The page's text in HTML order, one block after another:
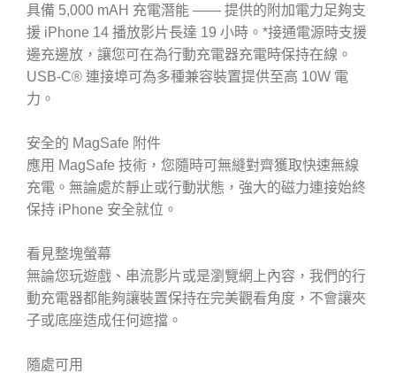
具備 5,000 mAH 充電潛能 —— 提供的附加電力足夠支
援 iPhone 14 播放影片長達 19 小時。*接通電源時支援
邊充邊放，讓您可在為行動充電器充電時保持在線。
USB-C® 連接埠可為多種兼容裝置提供至高 10W 電
力。
安全的 MagSafe 附件
應用 MagSafe 技術，您隨時可無縫對齊獲取快速無線
充電。無論處於靜止或行動狀態，強大的磁力連接始終
保持 iPhone 安全就位。
看見整塊螢幕
無論您玩遊戲、串流影片或是瀏覽網上內容，我們的行
動充電器都能夠讓裝置保持在完美觀看角度，不會讓夾
子或底座造成任何遮擋。
隨處可用